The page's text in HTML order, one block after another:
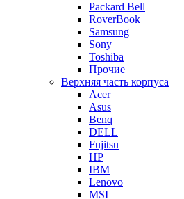
Packard Bell
RoverBook
Samsung
Sony
Toshiba
Прочие
Верхняя часть корпуса
Acer
Asus
Benq
DELL
Fujitsu
HP
IBM
Lenovo
MSI